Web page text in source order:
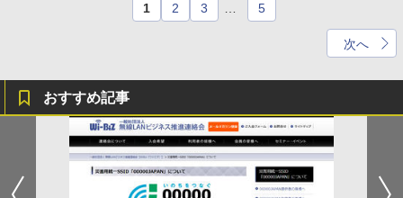
1 2 3 5
次へ
おすすめ記事